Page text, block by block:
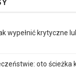
wypełnić krytyczne
oto ścieżka